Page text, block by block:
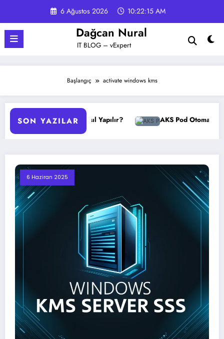
6 Ağustos 2026 10:22:15 AM
Dağcan Nural
IT BLOG – vExpert
Başlangıç activate windows kms
SON YAZILAR
Yedekleme Nasıl Yapılır? AKS Pod Otomatik
6 Haziran 2025